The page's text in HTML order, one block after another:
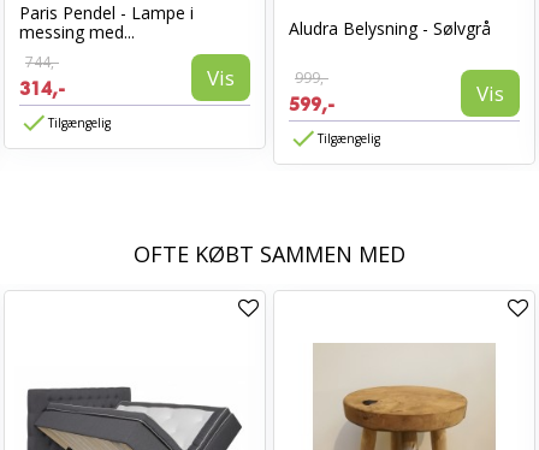
Paris Pendel - Lampe i
messing med...
744,-
314,- Vis
Tilgængelig
Aludra Belysning - Sølvgrå
999,-
599,- Vis
Tilgængelig
OFTE KØBT SAMMEN MED